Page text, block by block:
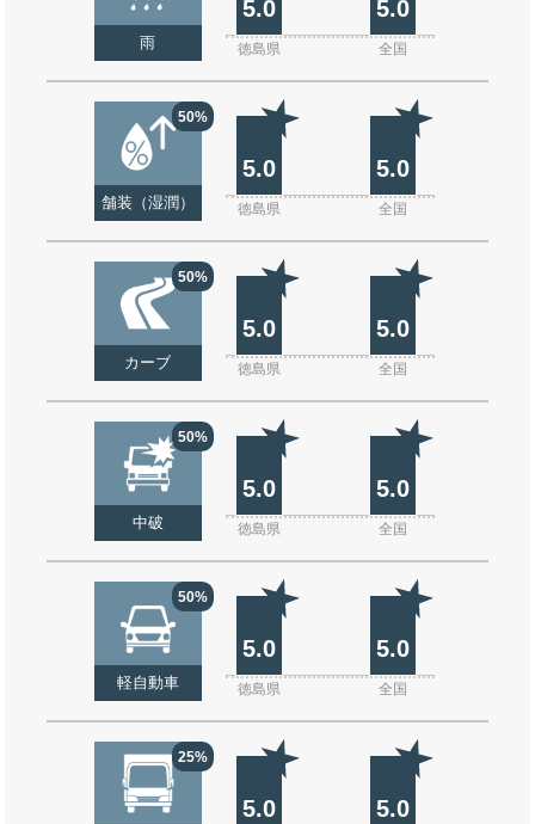
雨
5.0 5.0
徳島県 全国
50%
舗装（湿潤）
5.0 5.0
徳島県 全国
50%
カーブ
5.0 5.0
徳島県 全国
50%
中破
5.0 5.0
徳島県 全国
50%
軽自動車
5.0 5.0
徳島県 全国
25%
5.0 5.0